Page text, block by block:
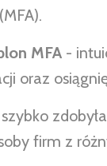
MFA -
oraz
firm z